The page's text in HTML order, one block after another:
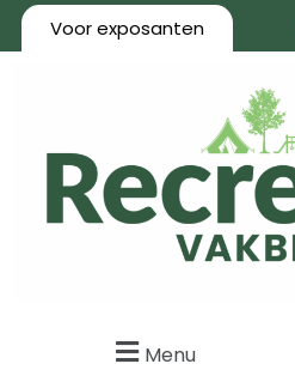
Voor exposanten
Menu